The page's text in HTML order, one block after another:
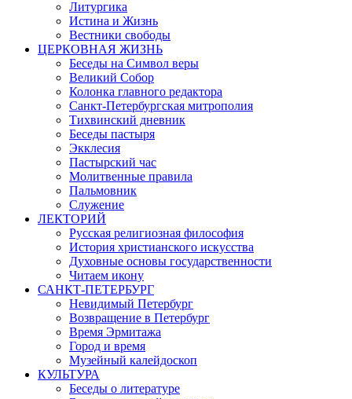
Литургика
Истина и Жизнь
Вестники свободы
ЦЕРКОВНАЯ ЖИЗНЬ
Беседы на Символ веры
Великий Собор
Колонка главного редактора
Санкт-Петербургская митрополия
Тихвинский дневник
Беседы пастыря
Экклесия
Пастырский час
Молитвенные правила
Пальмовник
Служение
ЛЕКТОРИЙ
Русская религиозная философия
История христианского искусства
Духовные основы государственности
Читаем икону
САНКТ-ПЕТЕРБУРГ
Невидимый Петербург
Возвращение в Петербург
Время Эрмитажа
Город и время
Музейный калейдоскоп
КУЛЬТУРА
Беседы о литературе